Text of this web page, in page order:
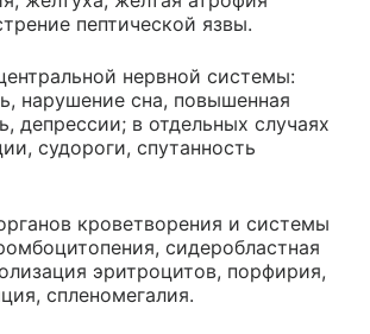
пептической язвы.
нервной системы:
нарушение сна, повышенная
депрессии; в отдельных случаях
судороги, спутанность
кроветворения и системы
сидеробластная
эритроцитов, порфирия,
спленомегалия.